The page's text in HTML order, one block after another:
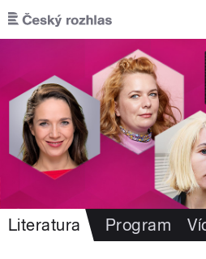
Přejít k hlavnímu obsahu
Literatura Program